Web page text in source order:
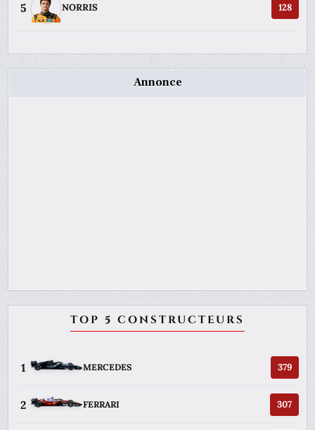
5 NORRIS 128
Annonce
TOP 5 CONSTRUCTEURS
1 MERCEDES 379
2 FERRARI 307